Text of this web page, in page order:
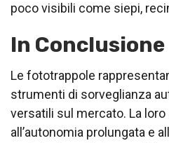
poco visibili come siepi,
In Conclusione
Le fototrappole
strumenti di sorveglianza
versatili sul mercato. La loro
all’autonomia prolungata e